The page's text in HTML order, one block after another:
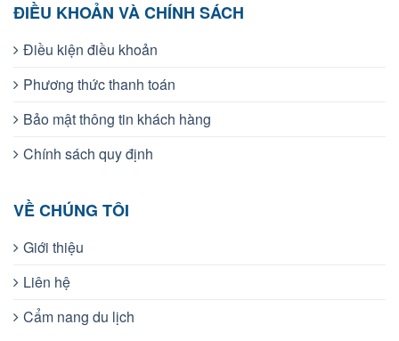
ĐIỀU KHOẢN VÀ CHÍNH SÁCH
Điều kiện điều khoản
Phương thức thanh toán
Bảo mật thông tin khách hàng
Chính sách quy định
VỀ CHÚNG TÔI
Giới thiệu
Liên hệ
Cẩm nang du lịch